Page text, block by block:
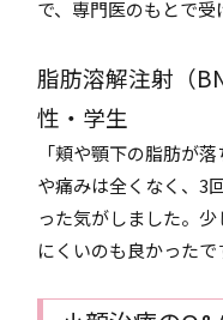
で、専門医のもとで受
脂肪溶解注射（
性・学生
「頬や顎下の脂肪が
や痛みは全くなく、3
った気がしました。
にくいのも良かったで